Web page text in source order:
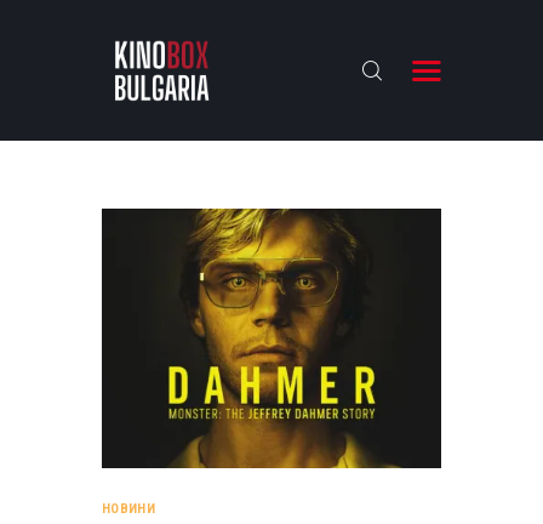
KINOBOX BULGARIA
АНАЛИЗИ
БАХТИ НАГРАДИТЕ
ИНТЕРВЮТА
ЗА НАС
НОВИНИ